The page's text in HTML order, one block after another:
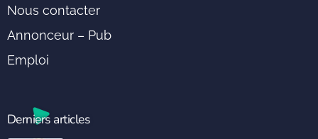
Nous contacter
Annonceur – Pub
Emploi
Derniers articles